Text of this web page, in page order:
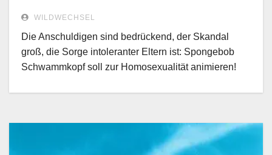
WILDWECHSEL
Die Anschuldigen sind bedrückend, der Skandal
groß, die Sorge intoleranter Eltern ist: Spongebob
Schwammkopf soll zur Homosexualität animieren!